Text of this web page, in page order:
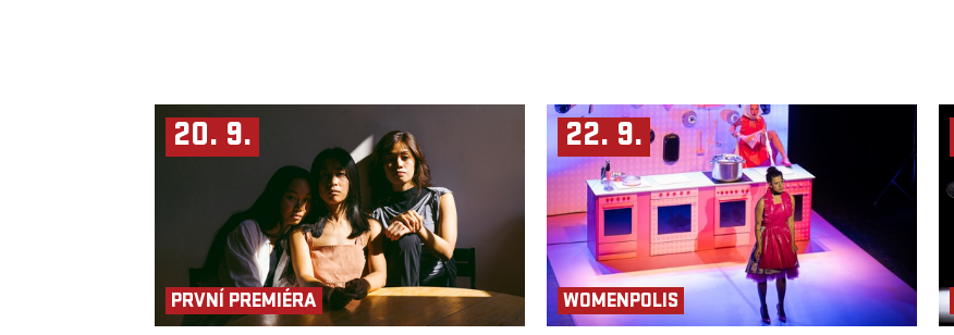
20. 9.
PRVNÍ PREMIÉRA
22. 9.
WOMENPOLIS